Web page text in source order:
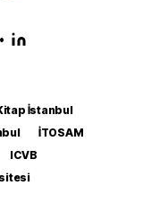
•
İstanbul
İTOSAM
ICVB